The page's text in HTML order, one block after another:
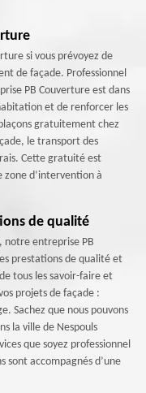
si vous prévoyez de
de façade. Professionnel
PB Couverture est dans
et de renforcer les
gratuitement chez
le transport des
Cette gratuité est
zone d’intervention à
de qualité
notre entreprise PB
prestations de qualité et
tous les savoir-faire et
projets de façade :
Sachez que nous pouvons
la ville de Nespouls
que soyez professionnel
sont accompagnés d’une